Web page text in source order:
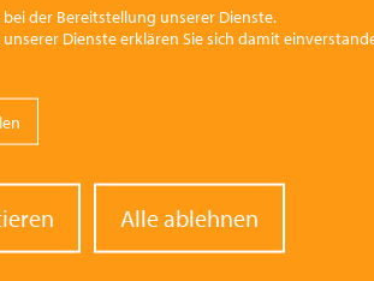
der sehr bergigen Strecke waren dabei bzw.
2. Platz
3. Platz
1. Platz
2. Platz
der Bereitstellung unserer Dienste.
Dienste erklären Sie sich damit
Withdraw
Alle ablehnen